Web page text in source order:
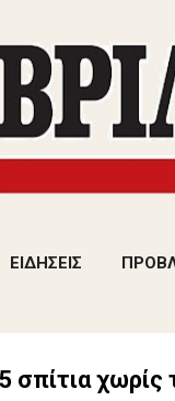
ΕΙΔΗΣΕΙΣ
σπίτια